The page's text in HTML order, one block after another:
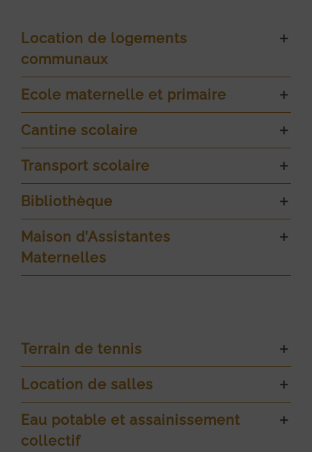
Location de logements
communaux
Ecole maternelle et primaire
Cantine scolaire
Transport scolaire
Bibliothèque
Maison d’Assistantes
Maternelles
Terrain de tennis
Location de salles
Eau potable et assainissement
collectif